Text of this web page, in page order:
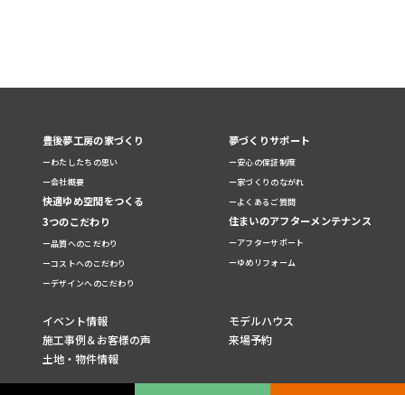
豊後夢工房の家づくり
ーわたしたちの思い
ー会社概要
快適ゆめ空間をつくる
3つのこだわり
ー品質へのこだわり
ーコストへのこだわり
ーデザインへのこだわり
夢づくりサポート
ー安心の保証制度
ー家づくりのながれ
ーよくあるご質問
住まいのアフターメンテナンス
ーアフターサポート
ーゆめリフォーム
イベント情報
施工事例＆お客様の声
土地・物件情報
モデルハウス
来場予約